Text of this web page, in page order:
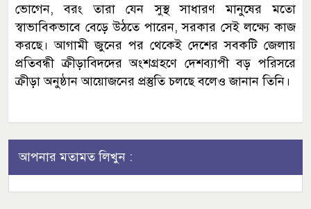
ভোগেন, বরং তারা যেন সুস্থ সাধারণ মানুষের মতো
স্বাভাবিকভাবে বেড়ে উঠতে পারেন, সরকার সেই লক্ষ্যে কাজ
করছে। আগামী জুনের পর থেকেই দেশের সবকটি জেলায়
প্রতিবন্ধী ক্রীড়াবিদদের অংশগ্রহণে দেশব্যাপী বড় পরিসরে
ক্রীড়া অনুষ্ঠান আয়োজনের প্রস্তুতি চলছে বলেও জানান তিনি।
আপনার মতামত লিখুন :